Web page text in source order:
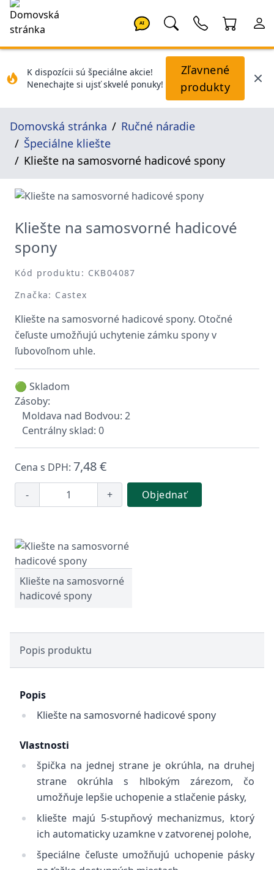
AI
K dispozícii sú špeciálne akcie!
Nenechajte si ujsť skvelé ponuky!
Zľavnené
produkty
Domovská stránka
Ručné náradie
Špeciálne kliešte
Kliešte na samosvorné hadicové spony
Kliešte na samosvorné hadicové
spony
Kód produktu: CKB04087
Značka: Castex
Kliešte na samosvorné hadicové spony. Otočné
čeľuste umožňujú uchytenie zámku spony v
ľubovoľnom uhle.
🟢 Skladom
Zásoby:
Moldava nad Bodvou: 2
Centrálny sklad: 0
Cena s DPH: 7,48 €
- + Objednať
Kliešte na samosvorné
hadicové spony
Popis produktu
Popis
Kliešte na samosvorné hadicové spony
Vlastnosti
špička na jednej strane je okrúhla, na druhej
strane okrúhla s hlbokým zárezom, čo
umožňuje lepšie uchopenie a stlačenie pásky,
kliešte majú 5-stupňový mechanizmus, ktorý
ich automaticky uzamkne v zatvorenej polohe,
špeciálne čeľuste umožňujú uchopenie pásky